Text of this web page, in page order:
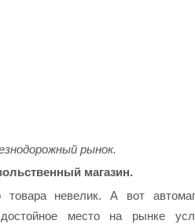
рынок.
магазин.
невелик. А вот
место на рынке